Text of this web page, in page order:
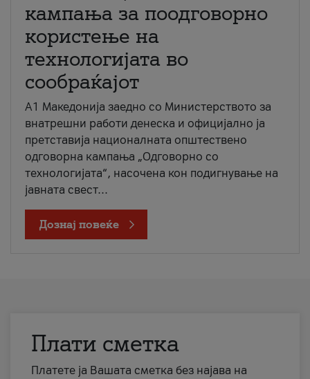
кампања за поодговорно
користење на
технологијата во
сообраќајот
A1 Македонија заедно со Министерството за
внатрешни работи денеска и официјално ја
претставија националната општествено
одговорна кампања „Одговорно со
технологијата“, насочена кон подигнување на
јавната свест...
Дознај повеќе
Плати сметка
Платете ја Вашата сметка без најава на